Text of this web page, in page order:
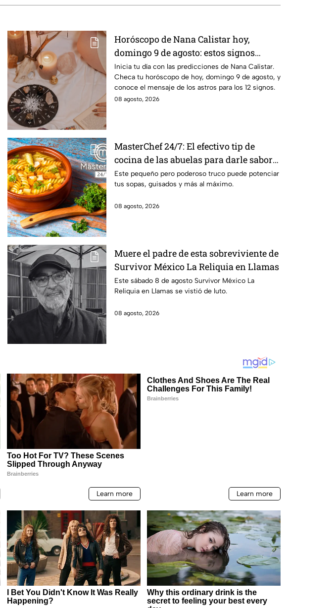
Horóscopo de Nana Calistar hoy,
domingo 9 de agosto: estos signos
tendrán ingresos extra
Inicia tu día con las predicciones de Nana Calistar.
Checa tu horóscopo de hoy, domingo 9 de agosto, y
conoce el mensaje de los astros para los 12 signos.
08 agosto, 2026
MasterChef 24/7: El efectivo tip de
cocina de las abuelas para darle sabor
extra al caldillo
Este pequeño pero poderoso truco puede potenciar
tus sopas, guisados y más al máximo.
08 agosto, 2026
Muere el padre de esta sobreviviente de
Survivor México La Reliquia en Llamas
Este sábado 8 de agosto Survivor México La
Reliquia en Llamas se vistió de luto.
08 agosto, 2026